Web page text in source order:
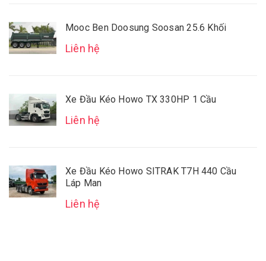
Mooc Ben Doosung Soosan 25.6 Khối
Liên hệ
Xe Đầu Kéo Howo TX 330HP 1 Cầu
Liên hệ
Xe Đầu Kéo Howo SITRAK T7H 440 Cầu
Láp Man
Liên hệ